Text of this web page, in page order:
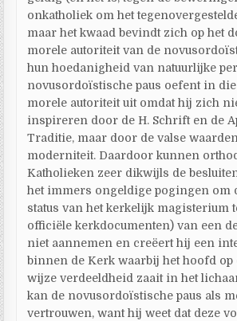
onkatholiek om het
maar het kwaad bevindt zich op het
morele autoriteit van de
hun hoedanigheid van natuurlijke
novusordoïstische paus oefent in
morele autoriteit uit omdat hij zich
inspireren door de H. Schrift en de
Traditie, maar door de valse
moderniteit. Daardoor kunnen
Katholieken zeer dikwijls de
het immers ongeldige pogingen om
status van het kerkelijk magisterium
officiële kerkdocumenten) van een
niet aannemen en creëert hij een
binnen de Kerk waarbij het hoofd op
wijze verdeeldheid zaait in het
kan de novusordoïstische paus als
vertrouwen, want hij weet dat deze